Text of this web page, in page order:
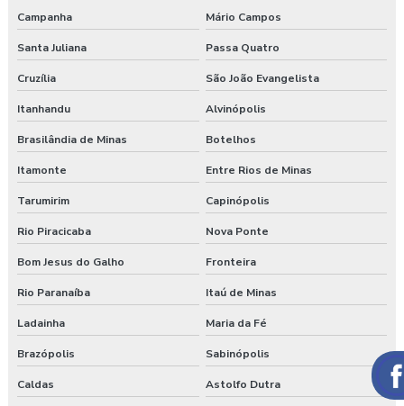
Campanha Mário Campos
Santa Juliana Passa Quatro
Cruzília São João Evangelista
Itanhandu Alvinópolis
Brasilândia de Minas Botelhos
Itamonte Entre Rios de Minas
Tarumirim Capinópolis
Rio Piracicaba Nova Ponte
Bom Jesus do Galho Fronteira
Rio Paranaíba Itaú de Minas
Ladainha Maria da Fé
Brazópolis Sabinópolis
Caldas Astolfo Dutra